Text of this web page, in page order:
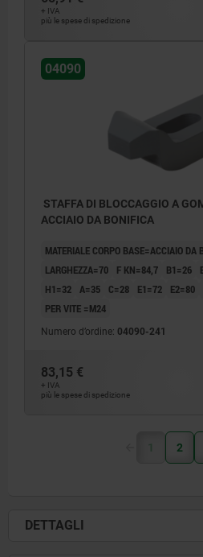
+ IVA
più le spese di spedizione
04090
STAFFA DI BLOCCAGGIO A
ACCIAIO DA BONIFICA
MATERIALE CORPO BASE=ACCIAIO DA
LARGHEZZA=70
F KN=84,7 B1=26
H1=32 A=35 C=28 E1=72 E2=80
PER VITE =M24
Numero d’ordine: 04090-241
83,15 €
+ IVA
più le spese di spedizione
1 2
DETTAGLI